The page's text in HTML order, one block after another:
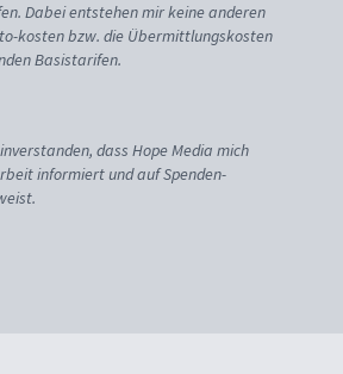
Dabei entstehen mir keine anderen
kosten bzw. die Übermittlungskosten
Basistarifen.
dass Hope Media mich
informiert und auf Spenden-